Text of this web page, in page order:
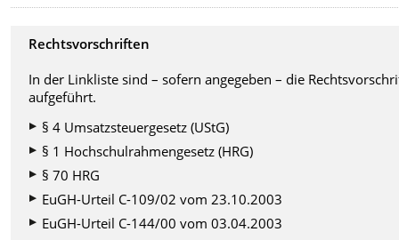
Gebühr: Mindestens 112,50 €
Rechtsvorschriften
In der Linkliste sind – sofern angegeben – die
aufgeführt.
§ 4 Umsatzsteuergesetz (UStG)
§ 1 Hochschulrahmengesetz (HRG)
§ 70 HRG
EuGH-Urteil C-109/02 vom 23.10.2003
EuGH-Urteil C-144/00 vom 03.04.2003